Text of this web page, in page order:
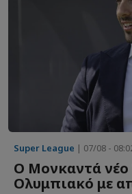
Super League | 07/08 -
Ο Μονκαντά νέο
Ολυμπιακό με